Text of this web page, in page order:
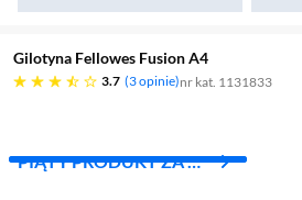
Gilotyna Fellowes Fusion A4
3.7
3.7 gwiazdek 3 opinie nr kat. 1131833
PIĄTY PRODUKT ZA 1